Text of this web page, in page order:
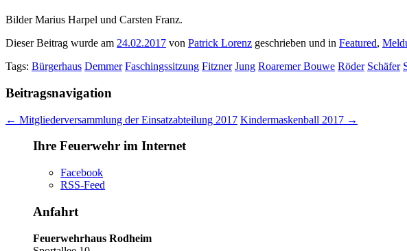
Bilder Marius Harpel und Carsten Franz.
Dieser Beitrag wurde am 24.02.2017 von Patrick Lorenz geschrieben und in Featured,
Tags: Bürgerhaus Demmer Faschingssitzung Fitzner Jung Roaremer Bouwe Röder Schäfer
Beitragsnavigation
← Mitgliederversammlung der Einsatzabteilung 2017 Kindermaskenball 2017 →
Ihre Feuerwehr im Internet
Facebook
RSS-Feed
Anfahrt
Feuerwehrhaus Rodheim